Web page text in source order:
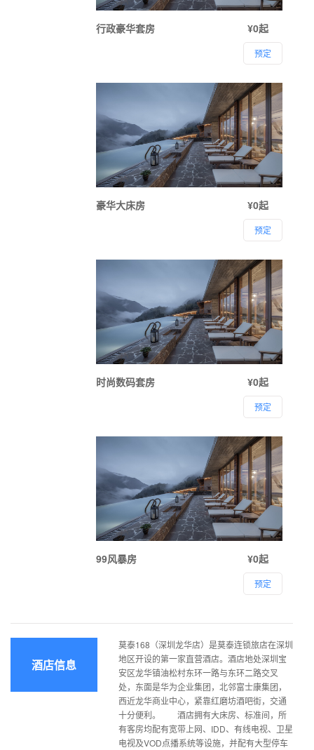
行政豪华套房 ¥0起
预定
豪华大床房 ¥0起
预定
时尚数码套房 ¥0起
预定
99风暴房 ¥0起
预定
酒店信息
莫泰168（深圳龙华店）是莫泰连锁旅店在深圳
地区开设的第一家直营酒店。酒店地处深圳宝
安区龙华镇油松村东环一路与东环二路交叉
处，东面是华为企业集团，北邻富士康集团，
西近龙华商业中心，紧靠红磨坊酒吧街，交通
十分便利。 酒店拥有大床房、标准间，所
有客房均配有宽带上网、IDD、有线电视、卫星
电视及VOD点播系统等设施，并配有大型停车